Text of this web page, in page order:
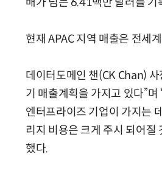
현재 APAC 지역 매출은 전세
데이터도메인 챈(CK Chan)
기 매출계획을 가지고 있다”
엔터프라이즈 기업이 가지는
리지 비용은 크게 주시 되어질
했다.